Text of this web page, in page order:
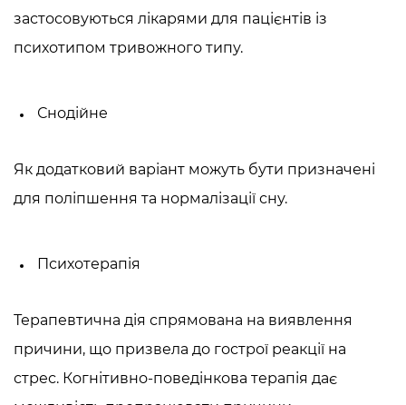
застосовуються лікарями для пацієнтів із
психотипом тривожного типу.
Снодійне
Як додатковий варіант можуть бути призначені
для поліпшення та нормалізації сну.
Психотерапія
Терапевтична дія спрямована на виявлення
причини, що призвела до гострої реакції на
стрес. Когнітивно-поведінкова терапія дає